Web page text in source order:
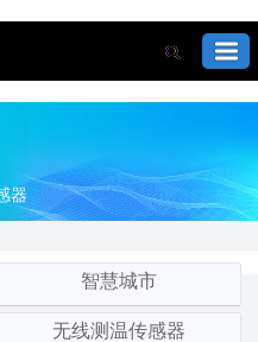
器
智慧城市
无线测温传感器